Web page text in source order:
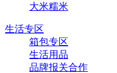
大米糯米
生活专区
箱包专区
生活用品
品牌报关合作